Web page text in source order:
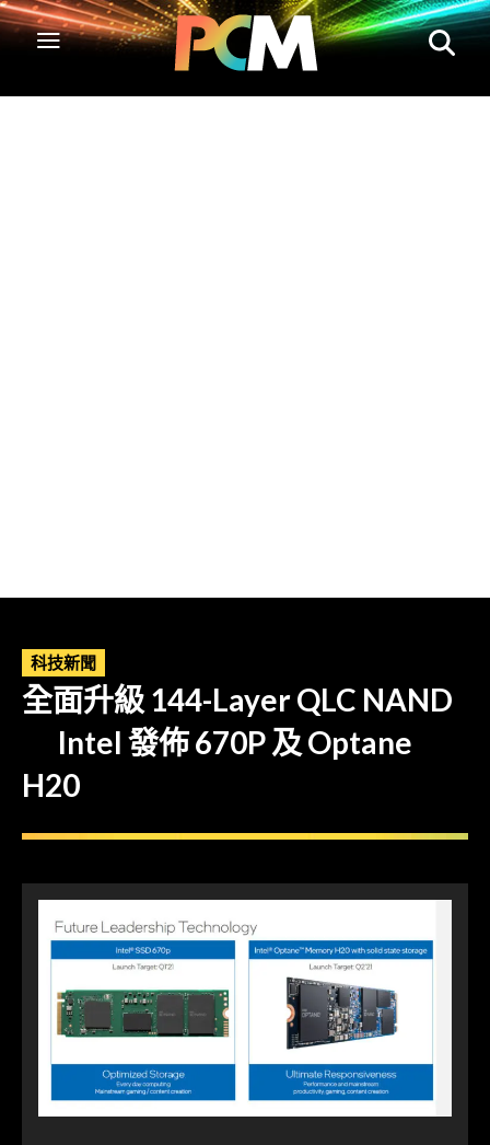
科技新聞
全面升級 144-Layer QLC NAND
Intel 發佈 670P 及 Optane
H20